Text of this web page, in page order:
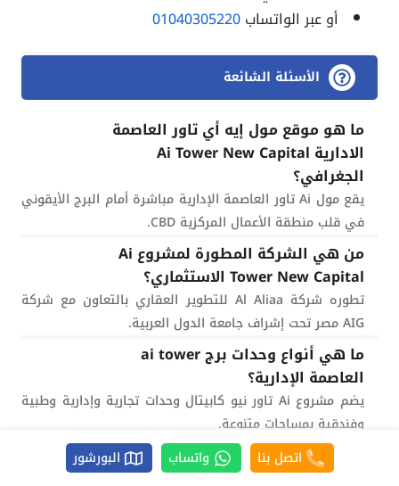
أو عبر الواتساب01040305220
الأسئلة الشائعة
ما هو موقع مول إيه أي تاور العاصمة
الادارية Ai Tower New Capital
الجغرافي؟
يقع مول Ai تاور العاصمة الإدارية مباشرة أمام البرج الأيقوني
في قلب منطقة الأعمال المركزية CBD.
من هي الشركة المطورة لمشروع Ai
Tower New Capital الاستثماري؟
تطوره شركة Al Aliaa للتطوير العقاري بالتعاون مع شركة
AIG مصر تحت إشراف جامعة الدول العربية.
ما هي أنواع وحدات برج ai tower
العاصمة الإدارية؟
يضم مشروع Ai تاور نيو كابيتال وحدات تجارية وإدارية وطبية
وفندقية بمساحات متنوعة.
كم يبدأ سعر المتر التجاري في مول
إيه أي تاور؟
اتصل بنا واتساب البورشور